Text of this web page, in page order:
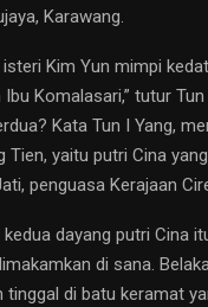
Karawang.
Kim Yun mimpi
Komalasari,” tutur Tun
Kata Tun I Yang,
Tien, yaitu putri Cina
penguasa Kerajaan
kedua dayang putri Cina
di sana.
tinggal di batu keramat